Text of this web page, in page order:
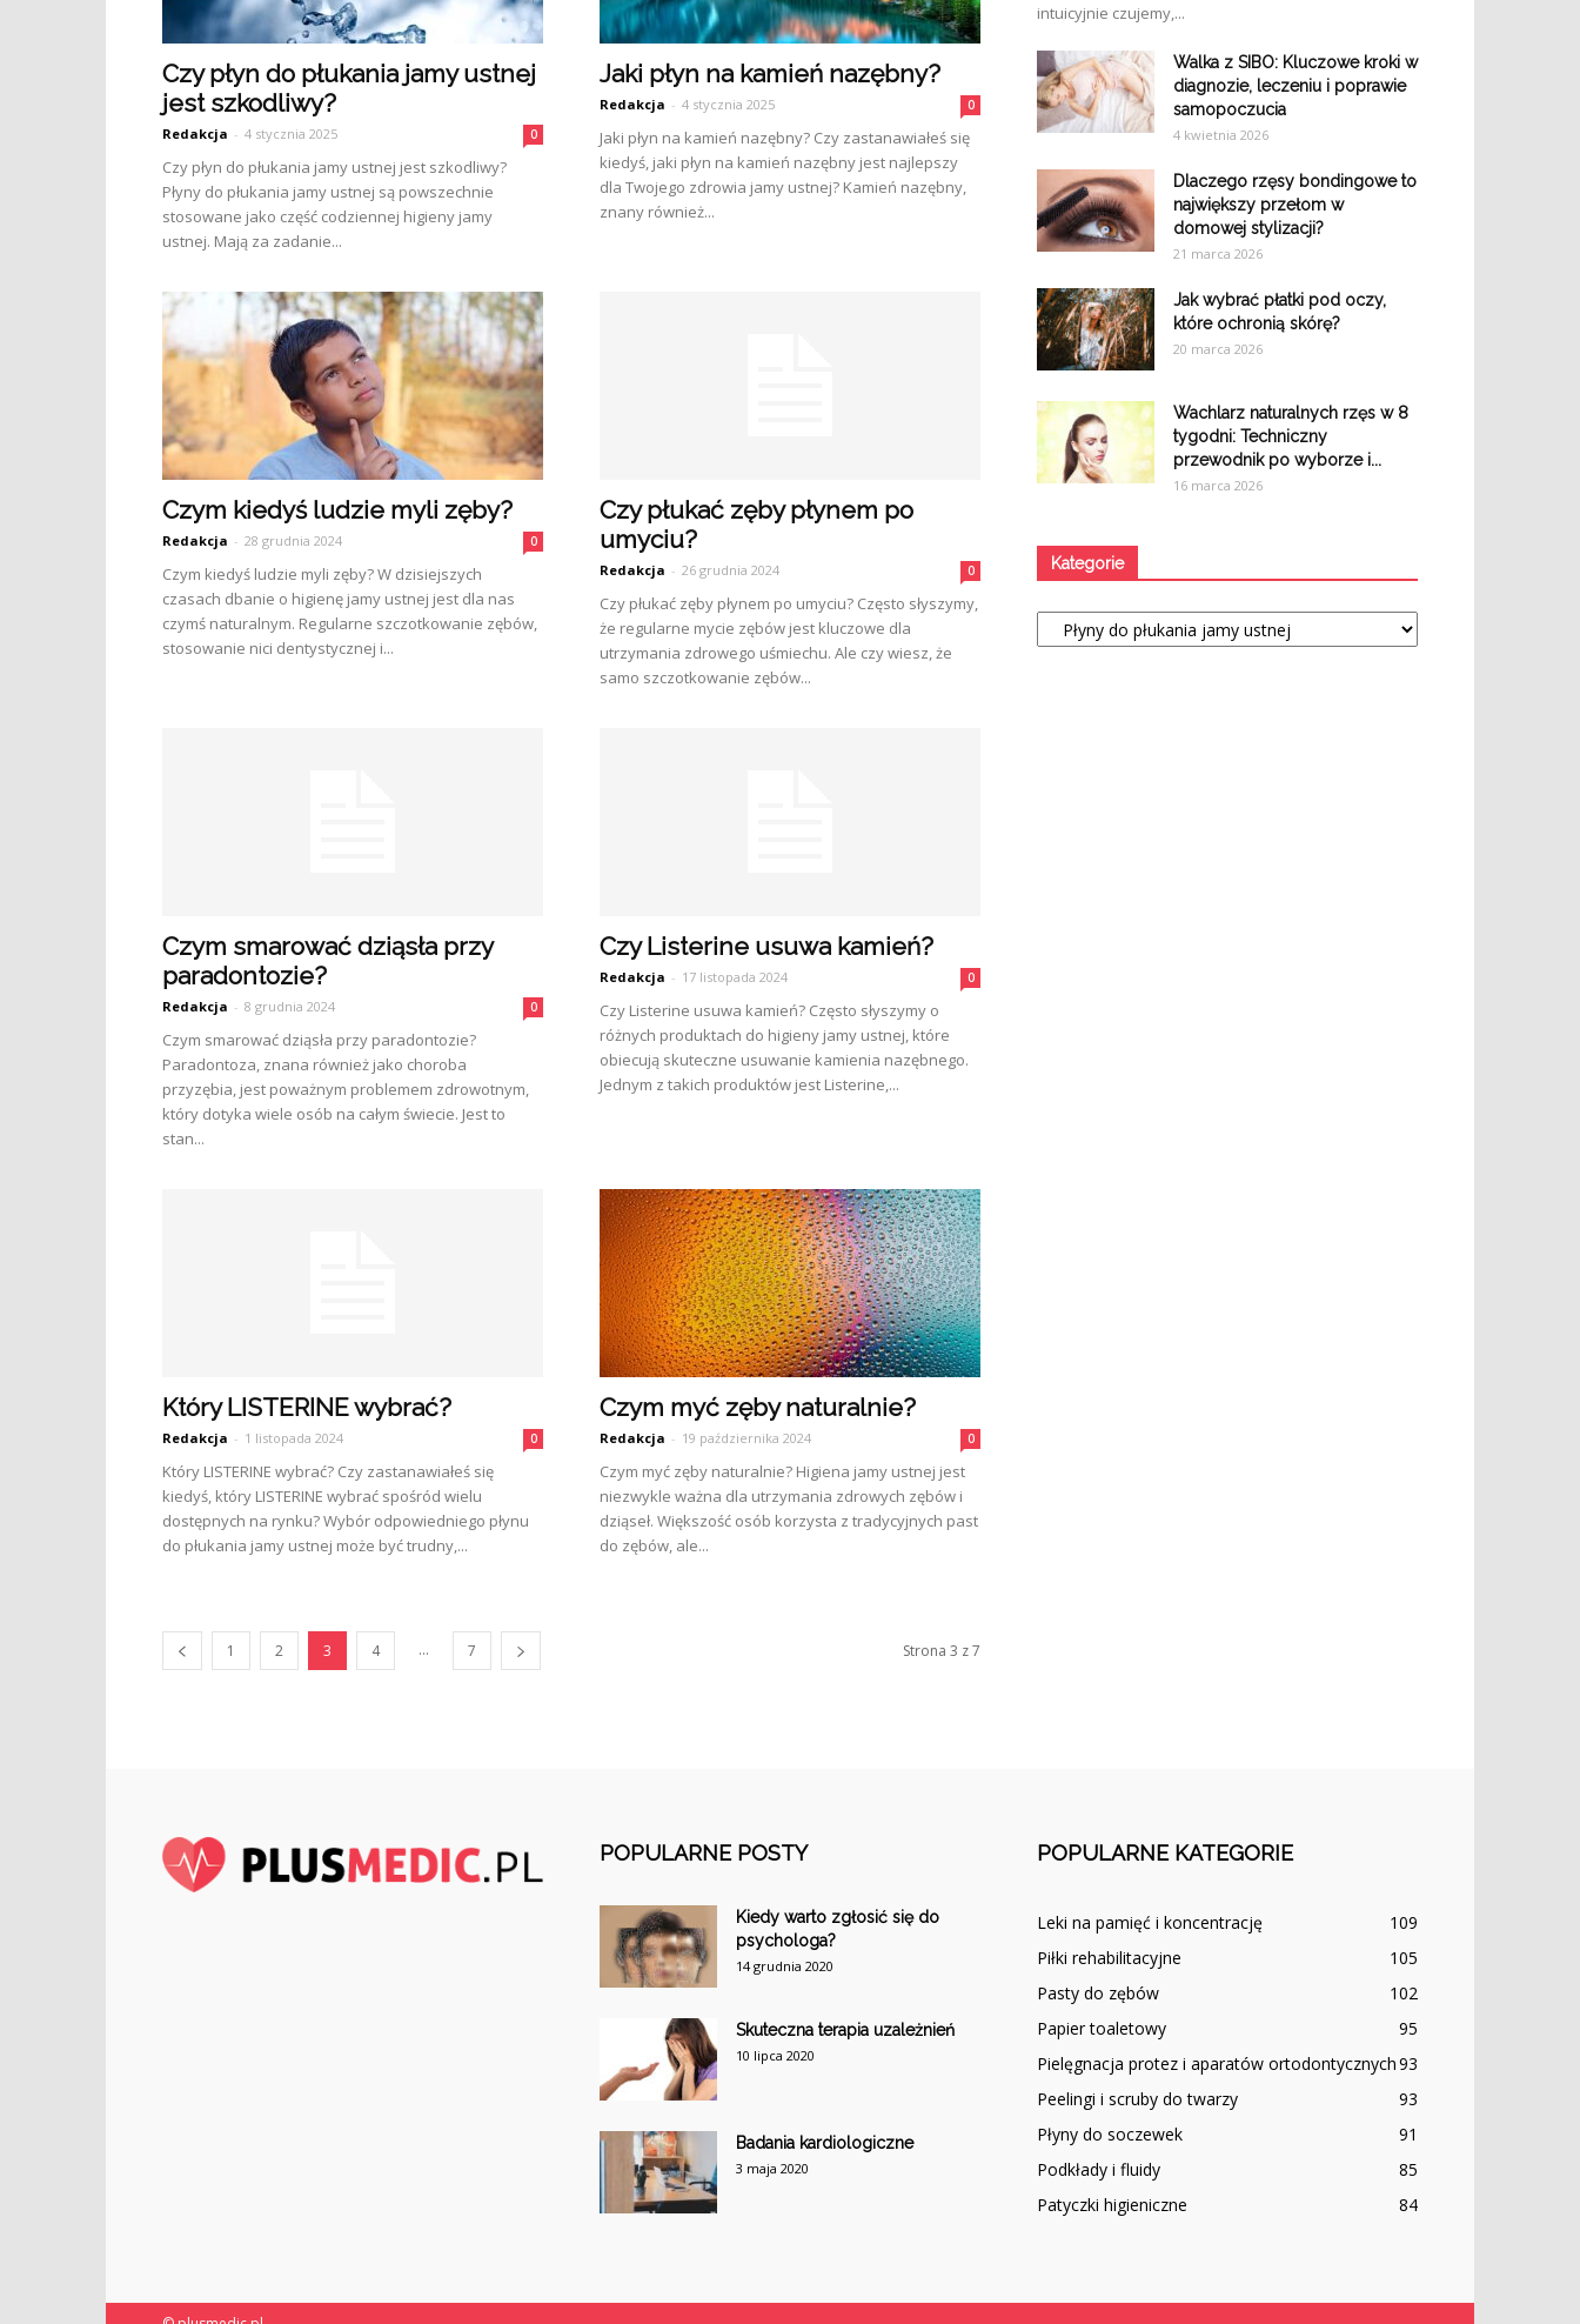
Czy płyn do płukania jamy ustnej
jest szkodliwy?
Redakcja - 4 stycznia 2025 0
Czy płyn do płukania jamy ustnej jest szkodliwy?
Płyny do płukania jamy ustnej są powszechnie
stosowane jako część codziennej higieny jamy
ustnej. Mają za zadanie...
Jaki płyn na kamień nazębny?
Redakcja - 4 stycznia 2025 0
Jaki płyn na kamień nazębny? Czy zastanawiałeś się
kiedyś, jaki płyn na kamień nazębny jest najlepszy
dla Twojego zdrowia jamy ustnej? Kamień nazębny,
znany również...
Czym kiedyś ludzie myli zęby?
Redakcja - 28 grudnia 2024 0
Czym kiedyś ludzie myli zęby? W dzisiejszych
czasach dbanie o higienę jamy ustnej jest dla nas
czymś naturalnym. Regularne szczotkowanie zębów,
stosowanie nici dentystycznej i...
Czy płukać zęby płynem po
umyciu?
Redakcja - 26 grudnia 2024 0
Czy płukać zęby płynem po umyciu? Często słyszymy,
że regularne mycie zębów jest kluczowe dla
utrzymania zdrowego uśmiechu. Ale czy wiesz, że
samo szczotkowanie zębów...
Czym smarować dziąsła przy
paradontozie?
Redakcja - 8 grudnia 2024 0
Czym smarować dziąsła przy paradontozie?
Paradontoza, znana również jako choroba
przyzębia, jest poważnym problemem zdrowotnym,
który dotyka wiele osób na całym świecie. Jest to
stan...
Czy Listerine usuwa kamień?
Redakcja - 17 listopada 2024 0
Czy Listerine usuwa kamień? Często słyszymy o
różnych produktach do higieny jamy ustnej, które
obiecują skuteczne usuwanie kamienia nazębnego.
Jednym z takich produktów jest Listerine,...
Który LISTERINE wybrać?
Redakcja - 1 listopada 2024 0
Który LISTERINE wybrać? Czy zastanawiałeś się
kiedyś, który LISTERINE wybrać spośród wielu
dostępnych na rynku? Wybór odpowiedniego płynu
do płukania jamy ustnej może być trudny,...
Czym myć zęby naturalnie?
Redakcja - 19 października 2024 0
Czym myć zęby naturalnie? Higiena jamy ustnej jest
niezwykle ważna dla utrzymania zdrowych zębów i
dziąseł. Większość osób korzysta z tradycyjnych past
do zębów, ale...
1 2 3 4 ... 7 Strona 3 z 7
intuicyjnie czujemy,...
Walka z SIBO: Kluczowe kroki w
diagnozie, leczeniu i poprawie
samopoczucia
4 kwietnia 2026
Dlaczego rzęsy bondingowe to
największy przełom w
domowej stylizacji?
21 marca 2026
Jak wybrać płatki pod oczy,
które ochronią skórę?
20 marca 2026
Wachlarz naturalnych rzęs w 8
tygodni: Techniczny
przewodnik po wyborze i...
16 marca 2026
Kategorie
Kategorie
POPULARNE POSTY
Kiedy warto zgłosić się do
psychologa?
14 grudnia 2020
Skuteczna terapia uzależnień
10 lipca 2020
Badania kardiologiczne
3 maja 2020
POPULARNE KATEGORIE
Leki na pamięć i koncentrację
109
Piłki rehabilitacyjne
105
Pasty do zębów
102
Papier toaletowy
95
Pielęgnacja protez i aparatów ortodontycznych93
Peelingi i scruby do twarzy
93
Płyny do soczewek
91
Podkłady i fluidy
85
Patyczki higieniczne
84